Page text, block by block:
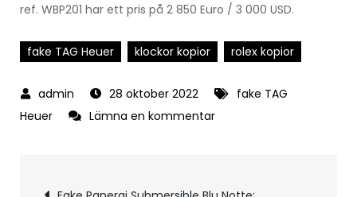
ref. WBP201 har ett pris på 2 850 Euro / 3 000 USD.
fake TAG Heuer klockor kopior rolex kopior
28 oktober 2022
fake TAG
Heuer
Lämna en kommentarpå